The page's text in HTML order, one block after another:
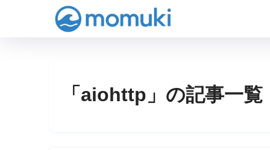
「aiohttp」の記事一覧